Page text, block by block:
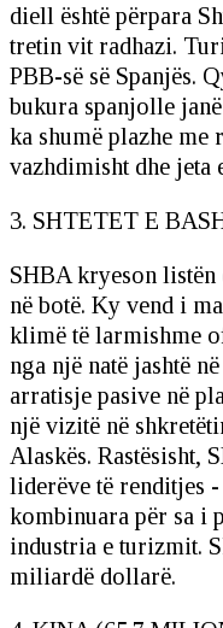
diell është përpara
tretin vit radhazi.
PBB-së së Spanjës.
bukura spanjolle
ka shumë plazhe me
vazhdimisht dhe jeta
3. SHTETET E
SHBA kryeson listën
në botë. Ky vend i
klimë të larmishme
nga një natë jashtë
arratisje pasive në
një vizitë në
Alaskës. Rastësisht,
liderëve të renditjes -
kombinuara për sa i
industria e turizmit.
miliardë dollarë.